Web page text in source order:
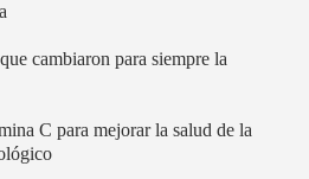
cambiaron para siempre la
C para mejorar la salud de la